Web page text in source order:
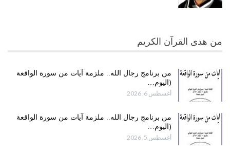
من هدى القرآن الكريم
من برنامج رجال الله.. ملزمة آيات من سورة الواقعة
(اليوم…
أغسطس 6, 2026
من برنامج رجال الله.. ملزمة آيات من سورة الواقعة
(اليوم…
أغسطس 5, 2026